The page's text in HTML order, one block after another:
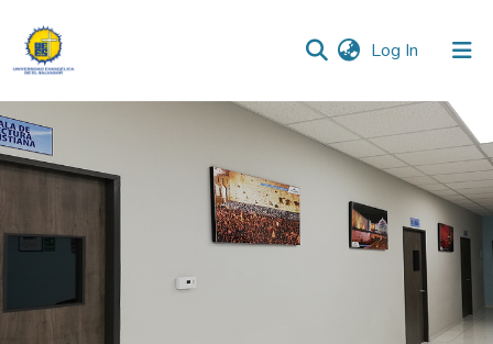
Log In (current)
Communities & Collections
All of DSpace